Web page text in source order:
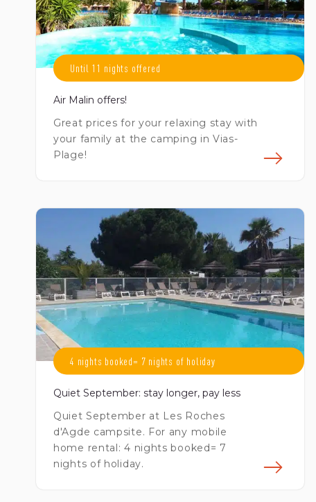
Until 11 nights offered
Air Malin offers!
Great prices for your relaxing stay with
your family at the camping in Vias-
Plage!
4 nights booked= 7 nights of holiday
Quiet September: stay longer, pay less
Quiet September at Les Roches
d'Agde campsite. For any mobile
home rental: 4 nights booked= 7
nights of holiday.